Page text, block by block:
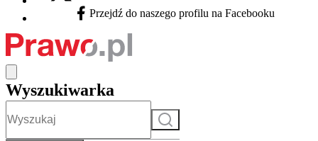
Facebook - otwiera się w nowej karcie
Przejdź do naszego profilu na Facebooku
Wyszukiwarka
Szukaj